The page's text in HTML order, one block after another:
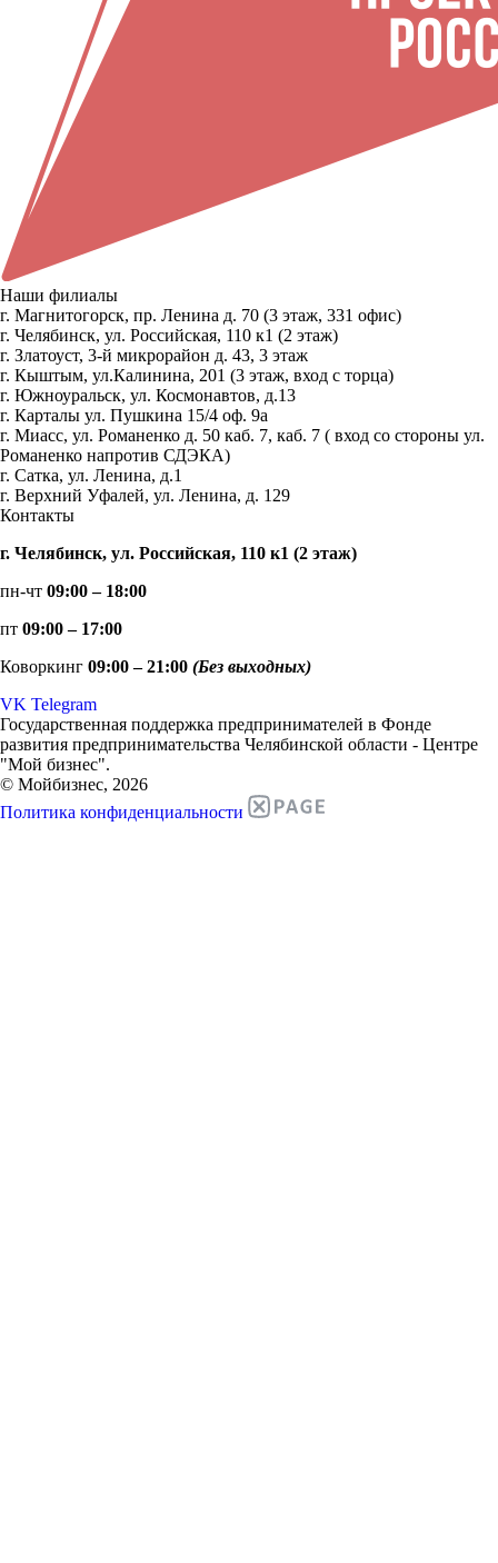
Наши филиалы
г. Магнитогорск, пр. Ленина д. 70 (3 этаж, 331 офис)
г. Челябинск, ул. Российская, 110 к1 (2 этаж)
г. Златоуст, 3-й микрорайон д. 43, 3 этаж
г. Кыштым, ул.Калинина, 201 (3 этаж, вход с торца)
г. Южноуральск, ул. Космонавтов, д.13
г. Карталы ул. Пушкина 15/4 оф. 9а
г. Миасс, ул. Романенко д. 50 каб. 7, каб. 7 ( вход со стороны ул.
Романенко напротив СДЭКА)
г. Сатка, ул. Ленина, д.1
г. Верхний Уфалей, ул. Ленина, д. 129
Контакты
г. Челябинск, ул. Российская, 110 к1 (2 этаж)
пн-чт 09:00 – 18:00
пт 09:00 – 17:00
Коворкинг 09:00 – 21:00 (Без выходных)
VK Telegram
Государственная поддержка предпринимателей в Фонде
развития предпринимательства Челябинской области - Центре
"Мой бизнес".
© Мойбизнес, 2026
Политика конфиденциальности